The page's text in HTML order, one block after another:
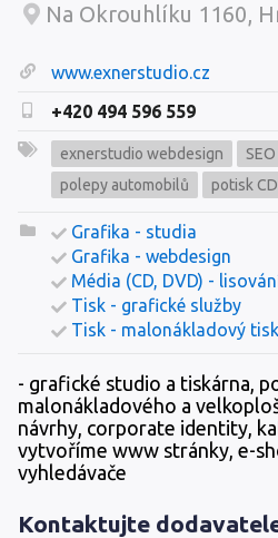
Na Okrouhlíku 1160,
www.exnerstudio.cz
+420 494 596 559
exnerstudio webdesign SEO
polepy automobilů
potisk
Grafika - studia
Grafika - webdesign
Média (CD, DVD) -
Tisk - grafické služby
Tisk - malonákladový tisk
- grafické studio a tiskárna,
malonákladového a
návrhy, corporate identity,
vytvoříme www stránky, e-
vyhledávače
Kontaktujte